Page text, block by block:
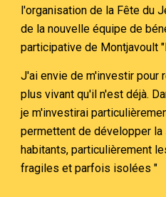
l'organisation de la Fête du
de la nouvelle équipe de
participative de Montjavoult
J'ai envie de m'investir pour
plus vivant qu'il n'est déjà.
je m'investirai
permettent de développer
habitants, particulièrement
fragiles et parfois isolées "